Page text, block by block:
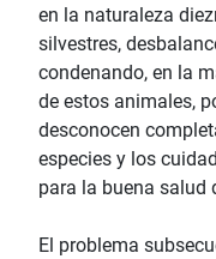
en la naturaleza
silvestres,
condenando, en la
de estos animales,
desconocen
especies y los
para la buena salud
El problema